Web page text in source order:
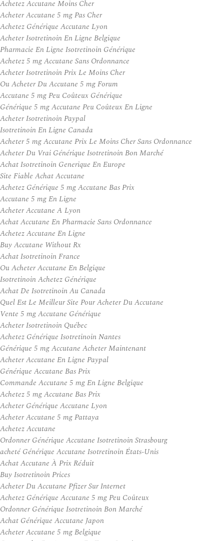
Achetez Accutane Moins Cher
Acheter Accutane 5 mg Pas Cher
Achetez Générique Accutane Lyon
Acheter Isotretinoin En Ligne Belgique
Pharmacie En Ligne Isotretinoin Générique
Achetez 5 mg Accutane Sans Ordonnance
Acheter Isotretinoin Prix Le Moins Cher
Ou Acheter Du Accutane 5 mg Forum
Accutane 5 mg Peu Coûteux Générique
Générique 5 mg Accutane Peu Coûteux En Ligne
Acheter Isotretinoin Paypal
Isotretinoin En Ligne Canada
Acheter 5 mg Accutane Prix Le Moins Cher Sans Ordonnance
Acheter Du Vrai Générique Isotretinoin Bon Marché
Achat Isotretinoin Generique En Europe
Site Fiable Achat Accutane
Achetez Générique 5 mg Accutane Bas Prix
Accutane 5 mg En Ligne
Acheter Accutane A Lyon
Achat Accutane En Pharmacie Sans Ordonnance
Achetez Accutane En Ligne
Buy Accutane Without Rx
Achat Isotretinoin France
Ou Acheter Accutane En Belgique
Isotretinoin Achetez Générique
Achat De Isotretinoin Au Canada
Quel Est Le Meilleur Site Pour Acheter Du Accutane
Vente 5 mg Accutane Générique
Acheter Isotretinoin Québec
Achetez Générique Isotretinoin Nantes
Générique 5 mg Accutane Acheter Maintenant
Acheter Accutane En Ligne Paypal
Générique Accutane Bas Prix
Commande Accutane 5 mg En Ligne Belgique
Achetez 5 mg Accutane Bas Prix
Acheter Générique Accutane Lyon
Acheter Accutane 5 mg Pattaya
Achetez Accutane
Ordonner Générique Accutane Isotretinoin Strasbourg
acheté Générique Accutane Isotretinoin États-Unis
Achat Accutane À Prix Réduit
Buy Isotretinoin Prices
Acheter Du Accutane Pfizer Sur Internet
Achetez Générique Accutane 5 mg Peu Coûteux
Ordonner Générique Isotretinoin Bon Marché
Achat Générique Accutane Japon
Acheter Accutane 5 mg Belgique